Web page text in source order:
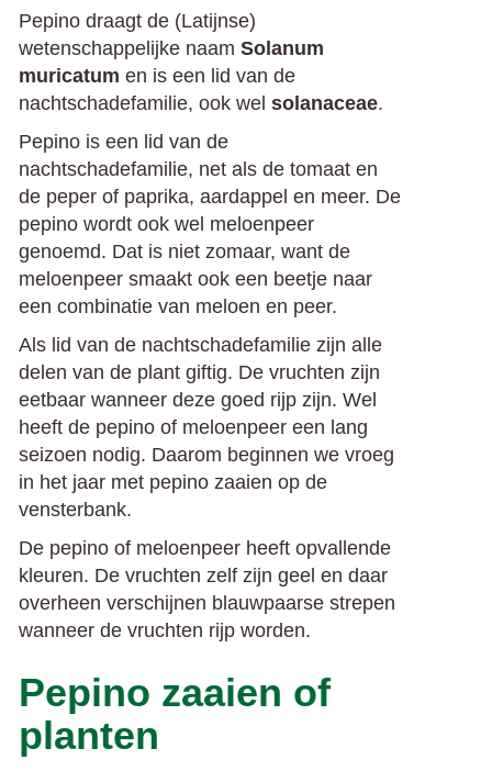
Pepino draagt de (Latijnse)
wetenschappelijke naam Solanum
muricatum en is een lid van de
nachtschadefamilie, ook wel solanaceae.
Pepino is een lid van de
nachtschadefamilie, net als de tomaat en
de peper of paprika, aardappel en meer. De
pepino wordt ook wel meloenpeer
genoemd. Dat is niet zomaar, want de
meloenpeer smaakt ook een beetje naar
een combinatie van meloen en peer.
Als lid van de nachtschadefamilie zijn alle
delen van de plant giftig. De vruchten zijn
eetbaar wanneer deze goed rijp zijn. Wel
heeft de pepino of meloenpeer een lang
seizoen nodig. Daarom beginnen we vroeg
in het jaar met pepino zaaien op de
vensterbank.
De pepino of meloenpeer heeft opvallende
kleuren. De vruchten zelf zijn geel en daar
overheen verschijnen blauwpaarse strepen
wanneer de vruchten rijp worden.
Pepino zaaien of
planten